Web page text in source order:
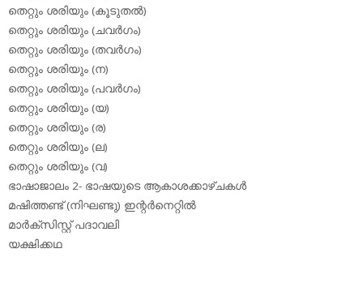
തെറ്റും ശരിയും (കൂടുതല്‍)
തെറ്റും ശരിയും (ചവര്‍ഗം)
തെറ്റും ശരിയും (തവര്‍ഗം)
തെറ്റും ശരിയും (ന)
തെറ്റും ശരിയും (പവര്‍ഗം)
തെറ്റും ശരിയും (യ)
തെറ്റും ശരിയും (ര)
തെറ്റും ശരിയും (ല)
തെറ്റും ശരിയും (വ)
ഭാഷാജാലം 2- ഭാഷയുടെ ആകാശക്കാഴ്ചകള്‍
മഷിത്തണ്ട് (നിഘണ്ടു) ഇന്റര്‍നെറ്റില്‍
മാര്‍ക്‌സിസ്റ്റ് പദാവലി
യക്ഷിക്കഥ